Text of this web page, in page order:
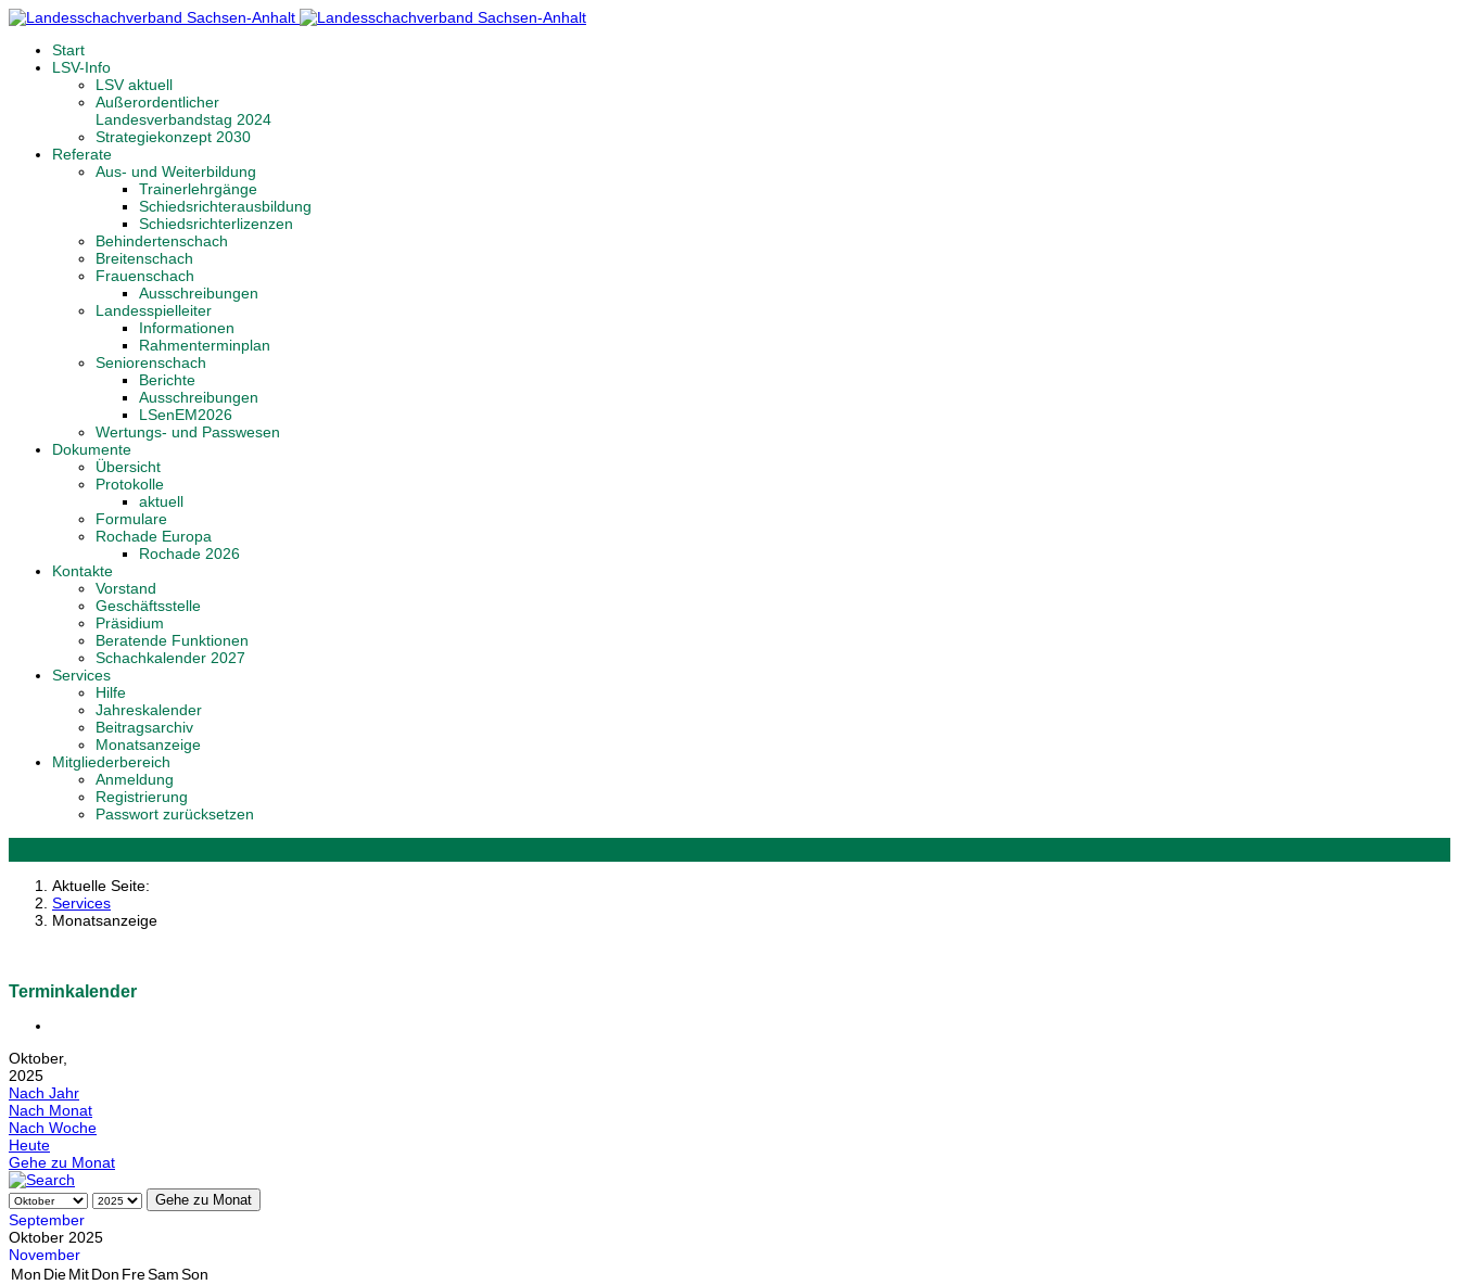
Start
LSV-Info
LSV aktuell
Außerordentlicher
Landesverbandstag 2024
Strategiekonzept 2030
Referate
Aus- und Weiterbildung
Trainerlehrgänge
Schiedsrichterausbildung
Schiedsrichterlizenzen
Behindertenschach
Breitenschach
Frauenschach
Ausschreibungen
Landesspielleiter
Informationen
Rahmenterminplan
Seniorenschach
Berichte
Ausschreibungen
LSenEM2026
Wertungs- und Passwesen
Dokumente
Übersicht
Protokolle
aktuell
Formulare
Rochade Europa
Rochade 2026
Kontakte
Vorstand
Geschäftsstelle
Präsidium
Beratende Funktionen
Schachkalender 2027
Services
Hilfe
Jahreskalender
Beitragsarchiv
Monatsanzeige
Mitgliederbereich
Anmeldung
Registrierung
Passwort zurücksetzen
Aktuelle Seite:
Services
Monatsanzeige
Terminkalender
Oktober,
2025
Nach Jahr
Nach Monat
Nach Woche
Heute
Gehe zu Monat
Gehe zu Monat
September
Oktober 2025
November
Mon DieMitDon FreSamSon